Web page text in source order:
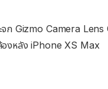
จก Gizmo Camera Lens
งหลัง iPhone XS Max